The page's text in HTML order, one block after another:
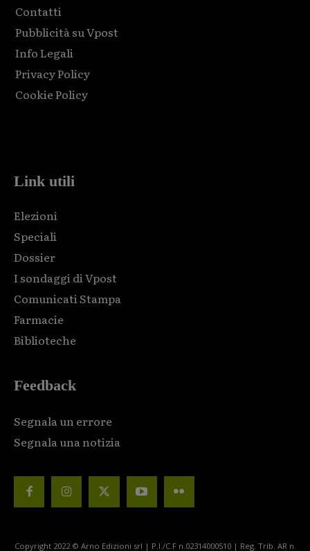
Contatti
Pubblicità su Vpost
Info Legali
Privacy Policy
Cookie Policy
Link utili
Elezioni
Speciali
Dossier
I sondaggi di Vpost
Comunicati Stampa
Farmacie
Biblioteche
Feedback
Segnala un errore
Segnala una notizia
Copyright 2022 © Arno Edizioni srl | P.I./C.F n.02314000510 | Reg. Trib. AR n.